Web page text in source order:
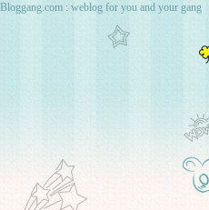
Bloggang.com : weblog for you and your gang